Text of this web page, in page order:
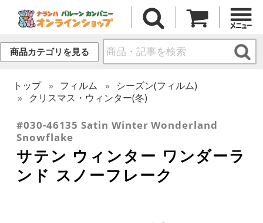
商品カテゴリを見る
トップ フィルム
シーズン(フィルム)
クリスマス・ウィンター(冬)
#030-46135 Satin Winter Wonderland
Snowflake
サテン ウィンター ワンダーラ
ンド スノーフレーク